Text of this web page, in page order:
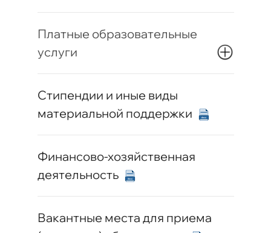
Платные образовательные
услуги
Стипендии и иные виды
материальной поддержки
Финансово-хозяйственная
деятельность
Вакантные места для приема